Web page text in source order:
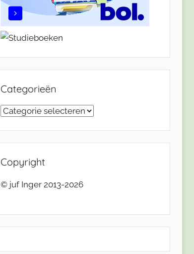
Categorieën
Categorieën
Copyright
© juf Inger 2013-2026